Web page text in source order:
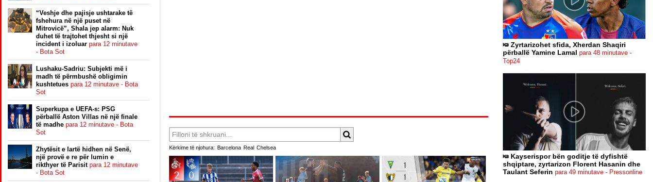
“Veshje dhe pajisje ushtarake të
fshehura në një puset në
Mitrovicë”, Shala jep alarm: Nuk
duhet të trajtohet thjesht si një
incident i izoluar para 12 minutave
- Bota Sot
Lushaku-Sadriu: Subjekti më i
madh të përmbushë obligimin
kushtetues para 12 minutave - Bota
Sot
Superkupa e UEFA-s: PSG
përballë Aston Villas në një finale
të madhe para 12 minutave - Bota
Sot
Zhytësit e lartë hidhen në Senë,
një provë e re për lumin e
rikthyer të Parisit para 12 minutave
- Bota Sot
Kërkime të njohura: Barcelona Real Chelsea
Zyrtarizohet sfida, Xherdan Shaqiri
përballë Yamine Lamal para 48 minutave -
Top24
Kayserispor bën goditje të dyfishtë
shqiptare, zyrtarizon Florent Hasanin dhe
Taulant Seferin para 49 minutave - Pressonline